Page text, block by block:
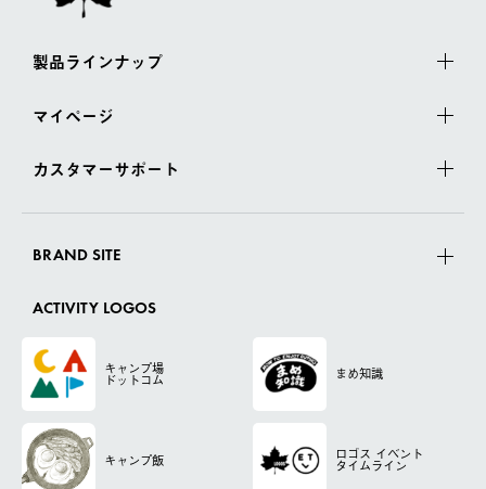
製品ラインナップ
マイページ
カスタマーサポート
BRAND SITE
ACTIVITY LOGOS
キャンプ場
ドットコム まめ知識
キャンプ飯 ロゴス イベント
タイムライン